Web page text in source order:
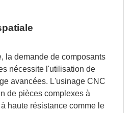
la demande de composants
nécessite l'utilisation de
avancées. L'usinage CNC
de pièces complexes à
haute résistance comme le